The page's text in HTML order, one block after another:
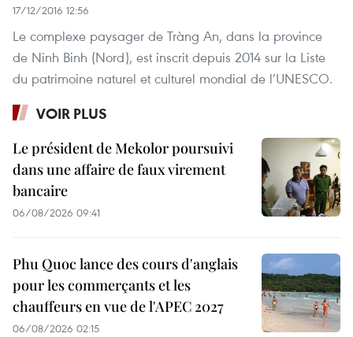
17/12/2016 12:56
Le complexe paysager de Tràng An, dans la province
de Ninh Binh (Nord), est inscrit depuis 2014 sur la Liste
du patrimoine naturel et culturel mondial de l’UNESCO.
VOIR PLUS
Le président de Mekolor poursuivi
dans une affaire de faux virement
bancaire
06/08/2026 09:41
Phu Quoc lance des cours d'anglais
pour les commerçants et les
chauffeurs en vue de l'APEC 2027
06/08/2026 02:15